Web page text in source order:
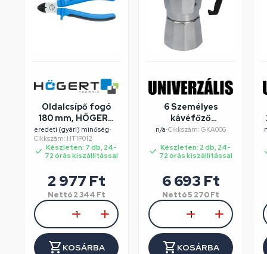
Oldalcsípő fogó
180 mm, HÖGERT
HT1P012
eredeti (gyári) minőség•
Cikkszám: HT1P012
Készleten: 7 db, 24-
72 órás kiszállítással
2 977 Ft
Nettó 2 344 Ft
KOSÁRBA
6 Személyes
kávéfőző
alumínium dobozos
n/a•Cikkszám: GKA006
Készleten: 2 db, 24-
72 órás kiszállítással
6 693 Ft
Nettó5 270Ft
KOSÁRBA